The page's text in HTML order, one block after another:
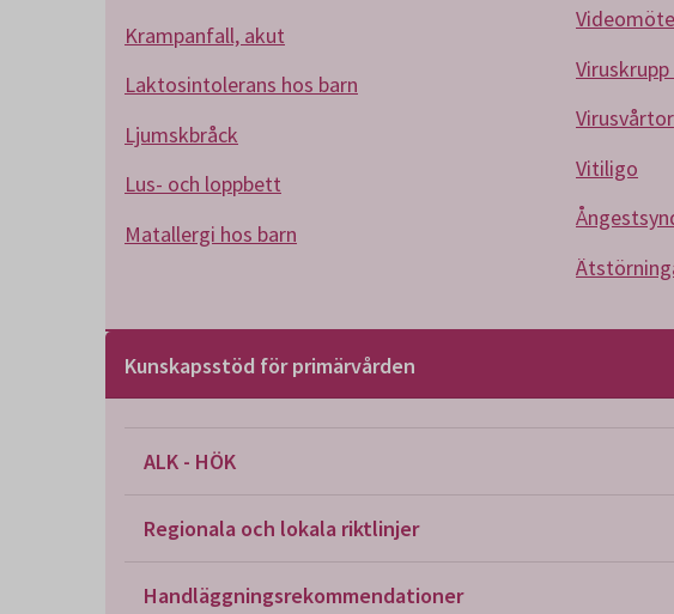
Krampanfall, akut
Laktosintolerans hos barn
Ljumskbråck
Lus- och loppbett
Matallergi hos barn
Virusvårtor
Vitiligo
Kunskapsstöd för primärvården
ALK - HÖK
Regionala och lokala riktlinjer
Handläggningsrekommendationer